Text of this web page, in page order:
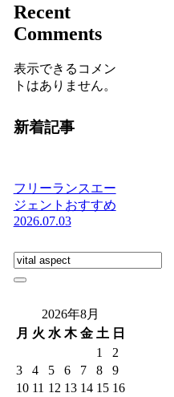
Recent
Comments
表示できるコメン
トはありません。
新着記事
フリーランスエー
ジェントおすすめ
2026.07.03
2026年8月
月 火 水 木 金 土 日
1
2
3
4 5 6 7 8
9
10 11 12 13 14 15 16